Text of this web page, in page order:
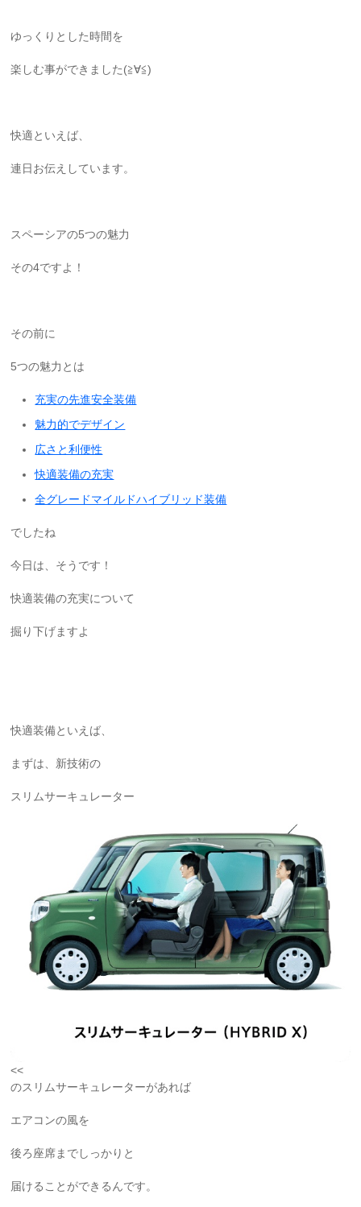
ゆっくりとした時間を
楽しむ事ができました(≧∀≦)
快適といえば、
連日お伝えしています。
スペーシアの5つの魅力
その4ですよ！
その前に
5つの魅力とは
充実の先進安全装備
魅力的でデザイン
広さと利便性
快適装備の充実
全グレードマイルドハイブリッド装備
でしたね
今日は、そうです！
快適装備の充実について
掘り下げますよ
快適装備といえば、
まずは、新技術の
スリムサーキュレーター
<<
のスリムサーキュレーターがあれば
エアコンの風を
後ろ座席までしっかりと
届けることができるんです。